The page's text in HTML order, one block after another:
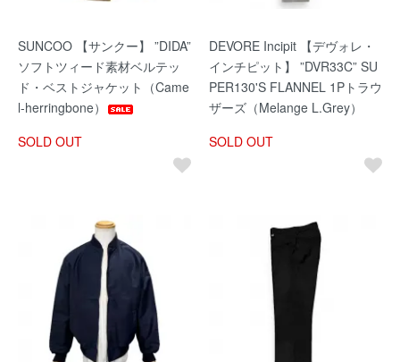
SUNCOO 【サンクー】 ”DIDA”
ソフトツィード素材ベルテッ
ド・ベストジャケット（Came
l-herringbone）
SOLD OUT
DEVORE Incipit 【デヴォレ・
インチピット】 ”DVR33C” SU
PER130'S FLANNEL 1Pトラウ
ザーズ（Melange L.Grey）
SOLD OUT